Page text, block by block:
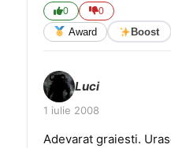
0 0
Award Boost
Luci
1 iulie 2008
Adevarat graiesti.